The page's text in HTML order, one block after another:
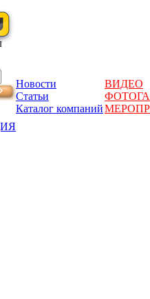
Новости
ВИДЕО
Статьи
Каталог компаний